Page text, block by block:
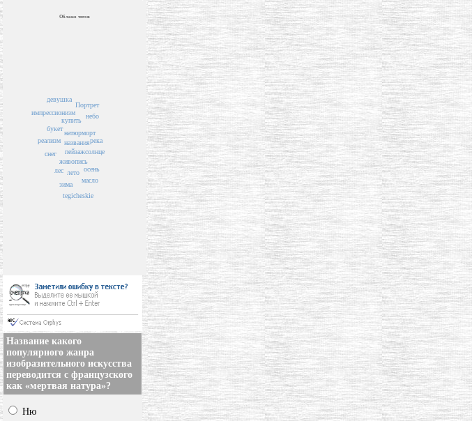
Облако тегов
пейзаж
названия
живопись
лето
натюрморт
купить
солнце
лес
зима
осень
букет
масло
река
снег
tegicheskie
реализм
небо
импрессионизм
Портрет
девушка
Название какого
популярного жанра
изобразительного искусства
переводится с французского
как «мертвая натура»?
Ню